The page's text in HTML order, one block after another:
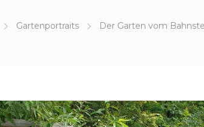
Gartenportraits Der Garten vom